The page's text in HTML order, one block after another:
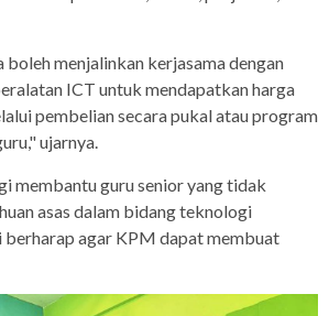
boleh menjalinkan kerjasama dengan
ICT untuk mendapatkan harga
pembelian secara pukal atau program
ujarnya.
membantu guru senior yang tidak
asas dalam bidang teknologi
berharap agar KPM dapat membuat